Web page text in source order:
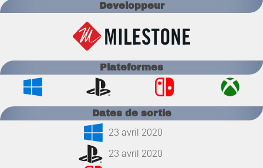
Developpeur
Plateformes
Dates de sortie
23 avril 2020
23 avril 2020